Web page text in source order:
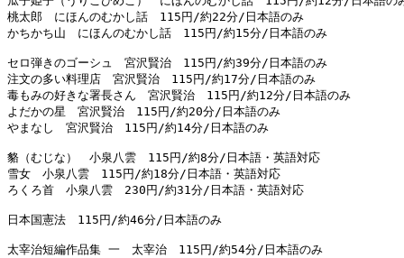
桃太郎　にほんのむかし話　115円/約22分/日本語のみ
かちかち山　にほんのむかし話　115円/約15分/日本語のみ
セロ弾きのゴーシュ　宮沢賢治　115円/約39分/日本語のみ
注文の多い料理店　宮沢賢治　115円/約17分/日本語のみ
毒もみの好きな署長さん　宮沢賢治　115円/約12分/日本語のみ
よだかの星　宮沢賢治　115円/約20分/日本語のみ
やまなし　宮沢賢治　115円/約14分/日本語のみ
貉（むじな）　小泉八雲　115円/約8分/日本語・英語対応
雪女　小泉八雲　115円/約18分/日本語・英語対応
ろくろ首　小泉八雲　230円/約31分/日本語・英語対応
日本国憲法　115円/約46分/日本語のみ
太宰治短編作品集 一　太宰治　115円/約54分/日本語のみ